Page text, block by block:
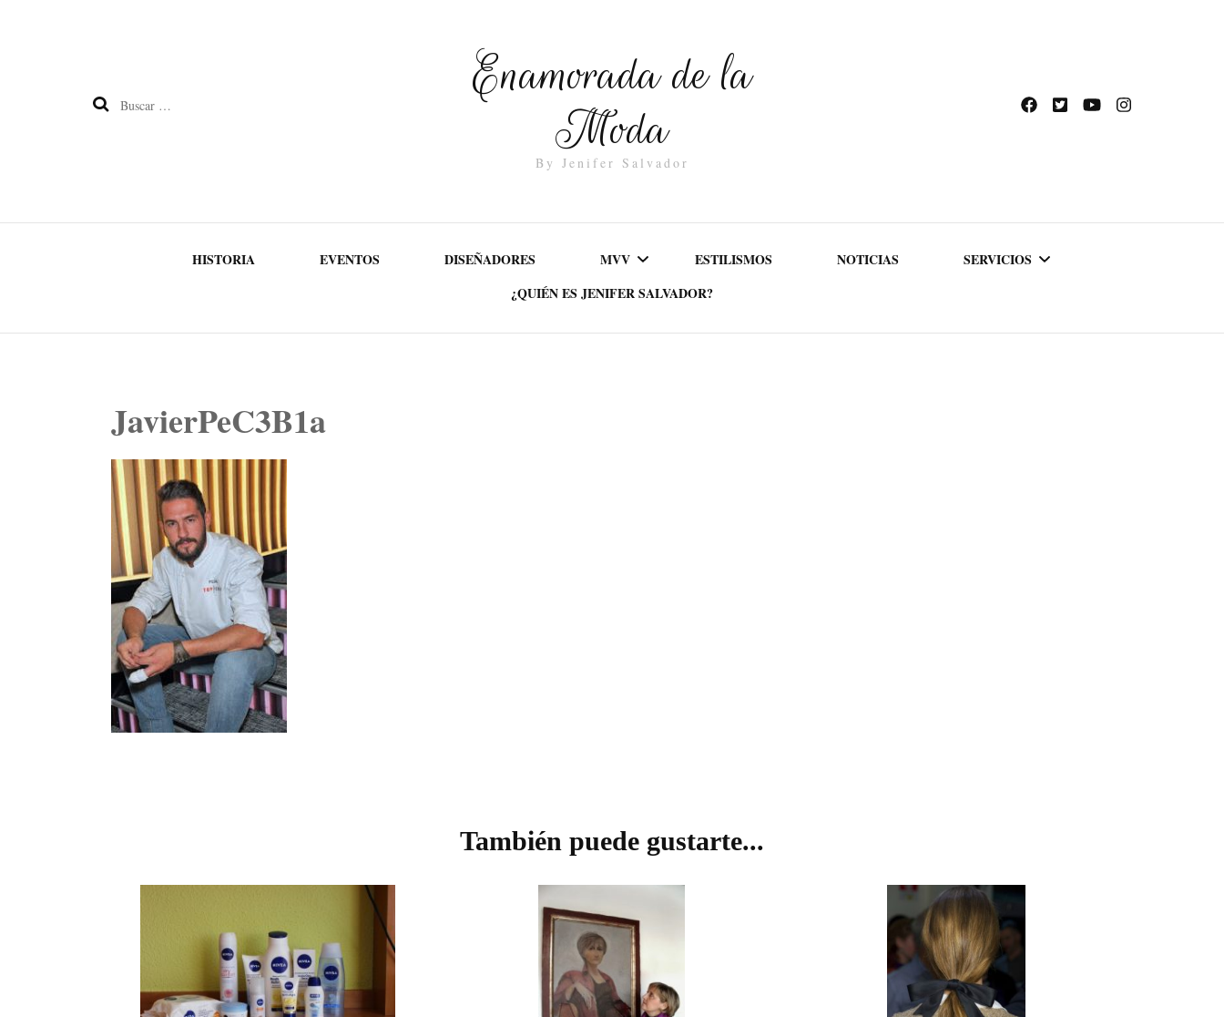
Buscar:
Enamorada de la
Moda
By Jenifer Salvador
HISTORIA EVENTOS DISEÑADORES MVV ESTILISMOS NOTICIAS SERVICIOS
¿QUIÉN ES JENIFER SALVADOR?
JavierPeC3B1a
También puede gustarte...